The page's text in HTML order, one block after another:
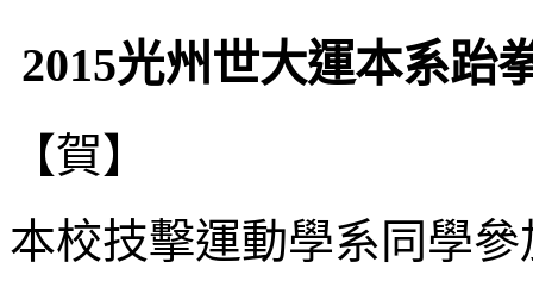
2015光州世大運本系跆
【賀】
本校技擊運動學系同學